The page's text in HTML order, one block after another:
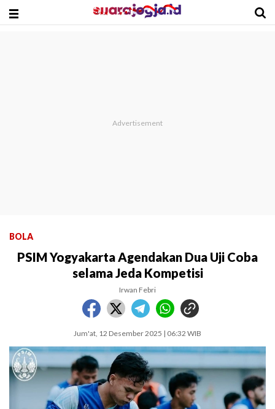
BOLA
PSIM Yogyakarta Agendakan Dua Uji Coba
selama Jeda Kompetisi
Irwan Febri
Jum'at, 12 Desember 2025 | 06:32 WIB